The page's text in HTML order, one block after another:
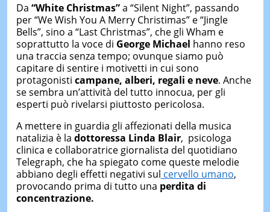
Da “White Christmas”a “Silent Night”, passando
per “We Wish You A Merry Christimas” e “Jingle
Bells”, sino a “Last Christmas”, che gli Wham e
soprattutto la voce di George Michael hanno reso
una traccia senza tempo; ovunque siamo può
capitare di sentire i motivetti in cui sono
protagonisti campane, alberi, regali e neve. Anche
se sembra un’attività del tutto innocua, per gli
esperti può rivelarsi piuttosto pericolosa.
A mettere in guardia gli affezionati della musica
natalizia è la dottoressa Linda Blair, psicologa
clinica e collaboratrice giornalista del quotidiano
Telegraph, che ha spiegato come queste melodie
abbiano degli effetti negativi sul cervello umano,
provocando prima di tutto una perdita di
concentrazione.